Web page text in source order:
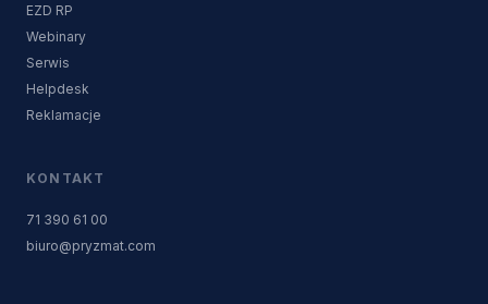
EZD RP
Webinary
Serwis
Helpdesk
Reklamacje
KONTAKT
71 390 61 00
biuro@pryzmat.com